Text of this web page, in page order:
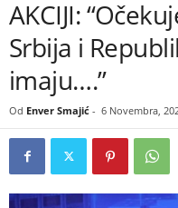
AKCIJI:
Srbija i
imaju….”
Od Enver Smajić - 6 Novembra,